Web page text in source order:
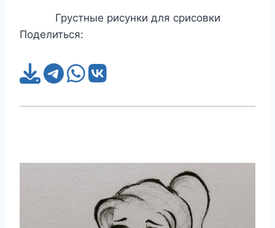
Грустные рисунки для срисовки
Поделиться: